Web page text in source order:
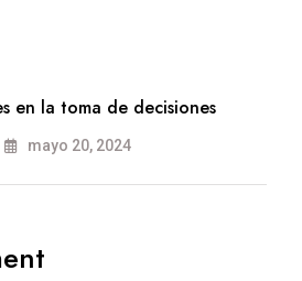
en la toma de decisiones
mayo 20, 2024